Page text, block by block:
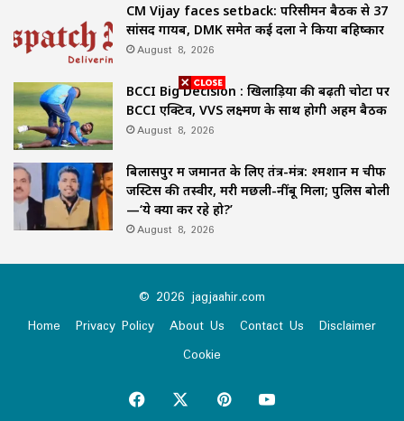
CM Vijay faces setback: परिसीमन बैठक से 37
सांसद गायब, DMK समेत कई दलों ने किया बहिष्कार
August 8, 2026
BCCI Big Decision : खिलाड़ियों की बढ़ती चोटों पर
BCCI एक्टिव, VVS लक्ष्मण के साथ होगी अहम बैठक
August 8, 2026
बिलासपुर में जमानत के लिए तंत्र-मंत्र: श्मशान में चीफ
जस्टिस की तस्वीर, मरी मछली-नींबू मिला; पुलिस बोली
—‘ये क्या कर रहे हो?’
August 8, 2026
© 2026 jagjaahir.com
Home
Privacy Policy About Us Contact Us
Disclaimer
Cookie
Facebook PinterestYouTube